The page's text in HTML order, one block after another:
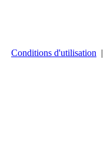
Conditions d'utilisation |